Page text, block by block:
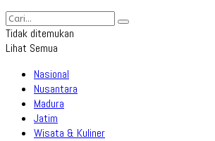
Tidak ditemukan
Lihat Semua
Nasional
Nusantara
Madura
Jatim
Wisata & Kuliner